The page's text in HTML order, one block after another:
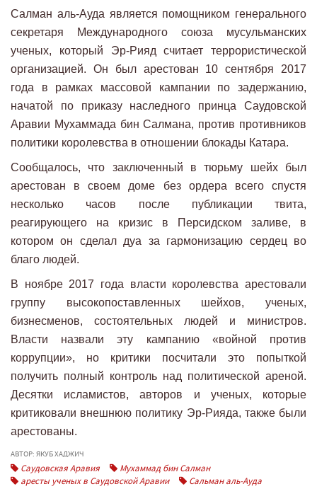
Салман аль-Ауда является помощником генерального
секретаря Международного союза мусульманских
ученых, который Эр-Рияд считает террористической
организацией. Он был арестован 10 сентября 2017
года в рамках массовой кампании по задержанию,
начатой ​​по приказу наследного принца Саудовской
Аравии Мухаммада бин Салмана, против противников
политики королевства в отношении блокады Катара.
Сообщалось, что заключенный в тюрьму шейх был
арестован в своем доме без ордера всего спустя
несколько часов после публикации твита,
реагирующего на кризис в Персидском заливе, в
котором он сделал дуа за гармонизацию сердец во
благо людей.
В ноябре 2017 года власти королевства арестовали
группу высокопоставленных шейхов, ученых,
бизнесменов, состоятельных людей и министров.
Власти назвали эту кампанию «войной против
коррупции», но критики посчитали это попыткой
получить полный контроль над политической ареной.
Десятки исламистов, авторов и ученых, которые
критиковали внешнюю политику Эр-Рияда, также были
арестованы.
АВТОР: ЯКУБ ХАДЖИЧ
Саудовская Аравия
Мухаммад бин Салман
аресты ученых в Саудовской Аравии
Сальман аль-Ауда